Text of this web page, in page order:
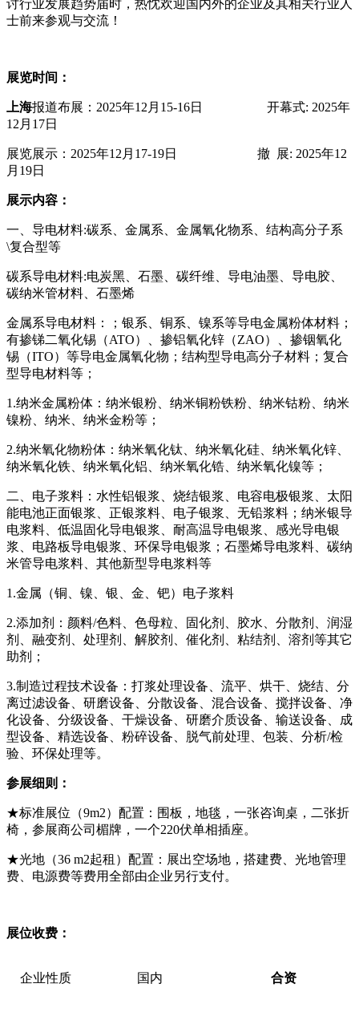
讨行业发展趋势届时，热忱欢迎国内外的企业及其相关行业人
士前来参观与交流！
展览时间：
上海报道布展：2025年12月15-16日 开幕式: 2025年
12月17日
展览展示：2025年12月17-19日 撤 展: 2025年12
月19日
展示内容：
一、导电材料:碳系、金属系、金属氧化物系、结构高分子系
\复合型等
碳系导电材料:电炭黑、石墨、碳纤维、导电油墨、导电胶、
碳纳米管材料、石墨烯
金属系导电材料：；银系、铜系、镍系等导电金属粉体材料；
有掺锑二氧化锡（ATO）、掺铝氧化锌（ZAO）、掺铟氧化
锡（ITO）等导电金属氧化物；结构型导电高分子材料；复合
型导电材料等；
1.纳米金属粉体：纳米银粉、纳米铜粉铁粉、纳米钴粉、纳米
镍粉、纳米、纳米金粉等；
2.纳米氧化物粉体：纳米氧化钛、纳米氧化硅、纳米氧化锌、
纳米氧化铁、纳米氧化铝、纳米氧化锆、纳米氧化镍等；
二、电子浆料：水性铝银浆、烧结银浆、电容电极银浆、太阳
能电池正面银浆、正银浆料、电子银浆、无铅浆料；纳米银导
电浆料、低温固化导电银浆、耐高温导电银浆、感光导电银
浆、电路板导电银浆、环保导电银浆；石墨烯导电浆料、碳纳
米管导电浆料、其他新型导电浆料等
1.金属（铜、镍、银、金、钯）电子浆料
2.添加剂：颜料/色料、色母粒、固化剂、胶水、分散剂、润湿
剂、融变剂、处理剂、解胶剂、催化剂、粘结剂、溶剂等其它
助剂；
3.制造过程技术设备：打浆处理设备、流平、烘干、烧结、分
离过滤设备、研磨设备、分散设备、混合设备、搅拌设备、净
化设备、分级设备、干燥设备、研磨介质设备、输送设备、成
型设备、精选设备、粉碎设备、脱气前处理、包装、分析/检
验、环保处理等。
参展细则：
★标准展位（9m2）配置：围板，地毯，一张咨询桌，二张折
椅，参展商公司楣牌，一个220伏单相插座。
★光地（36 m2起租）配置：展出空场地，搭建费、光地管理
费、电源费等费用全部由企业另行支付。
展位收费 ：
企业性质 国内 合资